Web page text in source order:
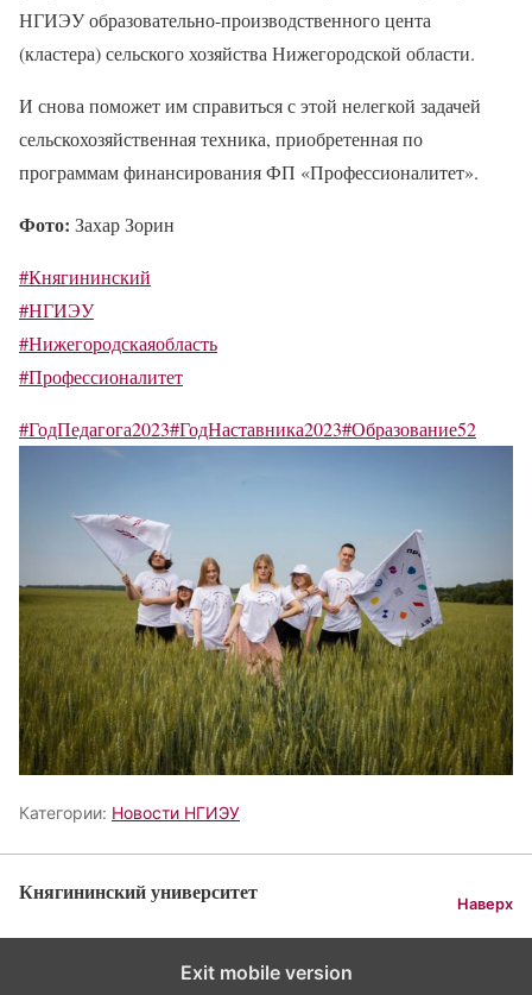
НГИЭУ образовательно-производственного цента
(кластера) сельского хозяйства Нижегородской области.
И снова поможет им справиться с этой нелегкой задачей
сельскохозяйственная техника, приобретенная по
программам финансирования ФП «Профессионалитет».
Фото: Захар Зорин
#Княгининский
#НГИЭУ
#Нижегородскаяобласть
#Профессионалитет
#ГодПедагога2023#ГодНаставника2023#Образование52
Категории: Новости НГИЭУ
Княгининский университет Наверх
Exit mobile version